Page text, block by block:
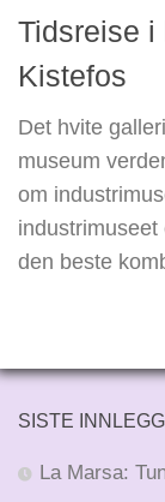
Tidsreise i
Kistefos
Det hvite
museum
om
den beste
SISTE INNLEGG
La Marsa: